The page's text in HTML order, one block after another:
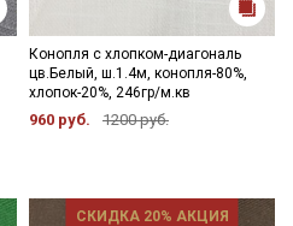
Конопля с хлопком-диагональ
цв.Белый, ш.1.4м, конопля-80%,
хлопок-20%, 246гр/м.кв
960 руб. 1200 руб.
СКИДКА 20% АКЦИЯ